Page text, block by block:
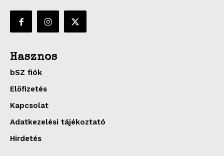
Hasznos
bSZ fiók
Előfizetés
Kapcsolat
Adatkezelési tájékoztató
Hasznos
bSZ fiók
Előfizetés
Kapcsolat
Adatkezelési tájékoztató
Hirdetés